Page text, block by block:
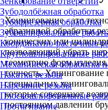
Зубодолбёжная обработка
Зубофрезерная обработка
Зубошлифовальные
Координатно-расточные
Круглошлифовальные
Механическая обработка
Накатка резьбы
Нарезание резьбы
Плоскошлифовальные
Протягивание
Хонингование - это
абразивной обработки
конических или
позволяющий убрать
геометрию форм
точность. Хонингование
специальных
которые совершают
постоянном давлении